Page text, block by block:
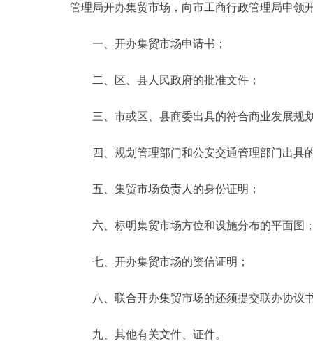
绿色北京
ENGLISH
DEUTSCH
ESPAÑOL
管理局开办集贸市场，向市工商行政管理局申领
一、开办集贸市场申请书；
二、区、县人民政府的批准文件；
三、市或区、县商委出具的符合商业发展规
四、规划管理部门和公安交通管理部门出具
五、集贸市场负责人的身份证明；
六、标明集贸市场方位和设施分布的平面图
七、开办集贸市场的资信证明；
八、联合开办集贸市场的还须提交联办协议
九、其他有关文件、证件。